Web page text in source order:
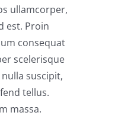
ullamcorper,
est. Proin
consequat
scelerisque
suscipit,
tellus.
massa.